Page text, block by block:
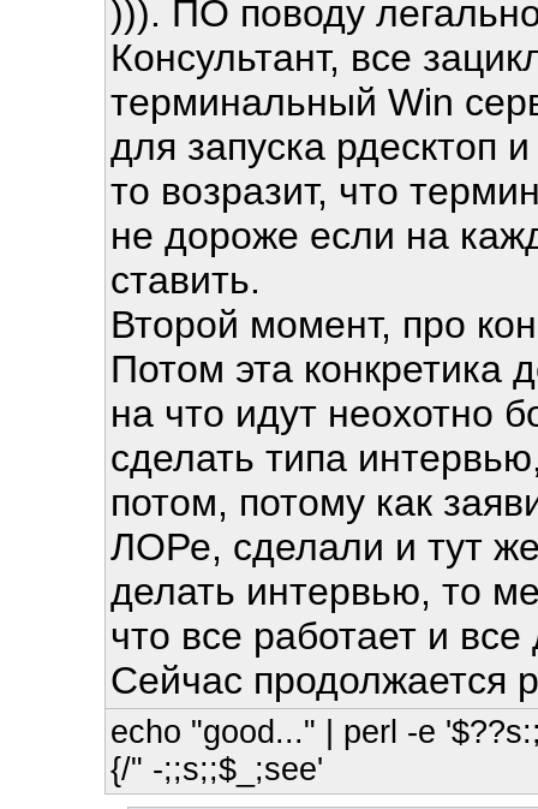
))). ПО поводу
Консультант, все
терминальный Win
для запуска рдесктоп
то возразит, что
не дороже если на
ставить.
Второй момент, про
Потом эта конкретика
на что идут неохотно
сделать типа
потом, потому как
ЛОРе, сделали и тут
делать интервью, то
что все работает и
Сейчас продолжается
echo "good..." | perl -e
{/" -;;s;;$_;see'